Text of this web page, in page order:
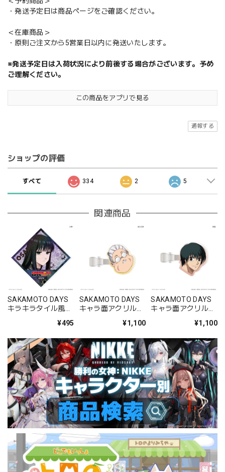
・発送予定日は商品ページをご確認ください。
＜在庫商品＞
・原則ご注文から5営業日以内に発送いたします。
※発送予定日は入荷状況により前後する場合がございます。予め
ご理解ください。
この商品をアプリで見る
通報する
ショップの評価
すべて 334 2 5
関連商品
SAKAMOTO DAYS
キラキラタイル風ス
¥495
SAKAMOTO DAYS
キャラ面アクリルヘ
¥1,100
SAKAMOTO DAYS
キャラ面アクリルヘ
¥1,100